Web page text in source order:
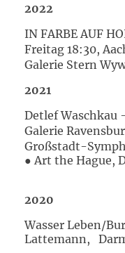
2022
IN FARBE AUF
Freitag 18:30,
Galerie Stern
2021
Detlef Waschkau
Galerie
Großstadt-
● Art the Hague,
2020
Wasser Leben/
Lattemann,